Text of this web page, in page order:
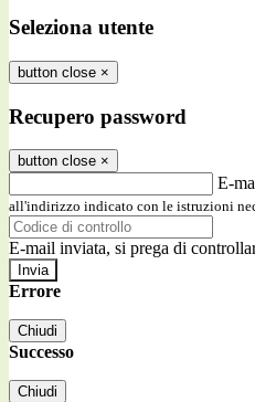
Seleziona utente
button close ×
Recupero password
button close ×
E-
all'indirizzo indicato con le istruzioni
E-mail inviata, si prega di
Errore
Chiudi
Successo
Chiudi